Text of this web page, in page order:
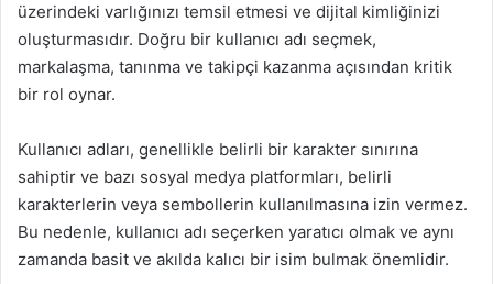
üzerindeki varlığınızı temsil etmesi ve dijital kimliğinizi
oluşturmasıdır. Doğru bir kullanıcı adı seçmek,
markalaşma, tanınma ve takipçi kazanma açısından kritik
bir rol oynar.
Kullanıcı adları, genellikle belirli bir karakter sınırına
sahiptir ve bazı sosyal medya platformları, belirli
karakterlerin veya sembollerin kullanılmasına izin vermez.
Bu nedenle, kullanıcı adı seçerken yaratıcı olmak ve aynı
zamanda basit ve akılda kalıcı bir isim bulmak önemlidir.